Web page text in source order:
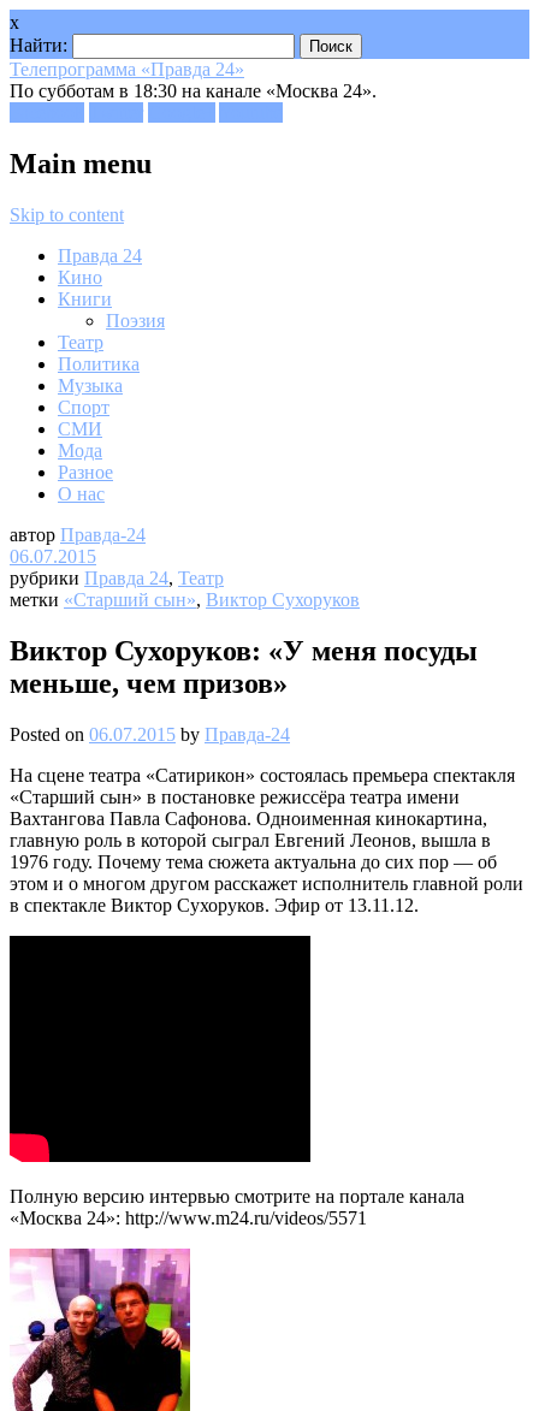
x
Найти:
Телепрограмма «Правда 24»
По субботам в 18:30 на канале «Москва 24».
Main menu
Skip to content
Правда 24
Кино
Книги
Поэзия
Театр
Политика
Музыка
Спорт
СМИ
Мода
Разное
О нас
автор Правда-24
06.07.2015
рубрики Правда 24, Театр
метки «Старший сын», Виктор Сухоруков
Виктор Сухоруков: «У меня посуды
меньше, чем призов»
Posted on 06.07.2015 by Правда-24
На сцене театра «Сатирикон» состоялась премьера спектакля
«Старший сын» в постановке режиссёра театра имени
Вахтангова Павла Сафонова. Одноименная кинокартина,
главную роль в которой сыграл Евгений Леонов, вышла в
1976 году. Почему тема сюжета актуальна до сих пор — об
этом и о многом другом расскажет исполнитель главной роли
в спектакле Виктор Сухоруков. Эфир от 13.11.12.
Полную версию интервью смотрите на портале канала
«Москва 24»: http://www.m24.ru/videos/5571